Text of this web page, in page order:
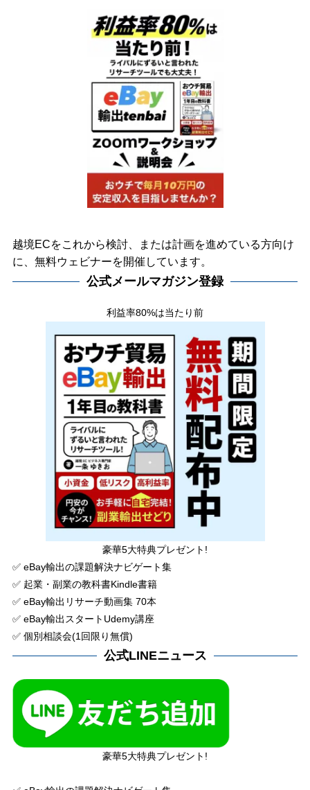
越境ECをこれから検討、または計画を進めている方向け
に、無料ウェビナーを開催しています。
公式メールマガジン登録
利益率80%は当たり前
豪華5大特典プレゼント!
✅ eBay輸出の課題解決ナビゲート集
✅ 起業・副業の教科書Kindle書籍
✅ eBay輸出リサーチ動画集 70本
✅ eBay輸出スタートUdemy講座
✅ 個別相談会(1回限り無償)
公式LINEニュース
豪華5大特典プレゼント!